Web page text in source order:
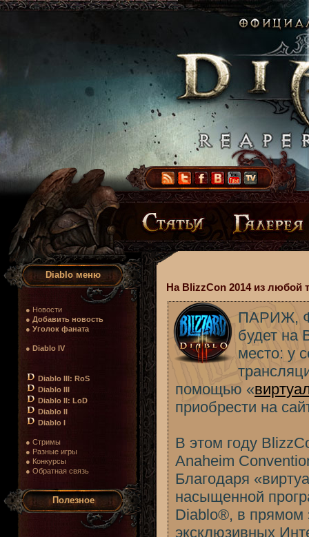
Diablo меню
● Новости
● Добавить новость
● Уголок фаната
● Diablo IV
Diablo III: RoS
Diablo III
Diablo II: LoD
Diablo II
Diablo I
● Стримы
● Разные игры
● Конкурсы
● Обратная связь
Полезное
На BlizzCon 2014 из любой
ПАРИЖ,
будет на
место: у
помощью «
приобрести на
В этом году
Anaheim
Благодаря
насыщенной
Diablo®, в прямом
эксклюзивных